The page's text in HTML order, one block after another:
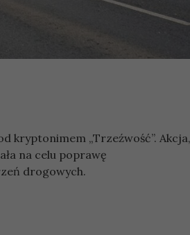
kryptonimem „Trzeźwość”. Akcja,
na celu poprawę
drogowych.